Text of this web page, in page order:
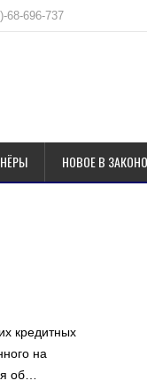
68-696-737
НОВОЕ В
кредитных
на
об…